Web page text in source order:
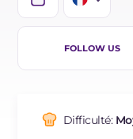
IT
ES
FOLLOW US
Difficulté: